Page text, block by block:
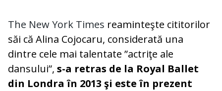
The New York Times reaminteşte cititorilor
săi că Alina Cojocaru, considerată una
dintre cele mai talentate ”actriţe ale
dansului”, s-a retras de la Royal Ballet
din Londra în 2013 şi este în prezent